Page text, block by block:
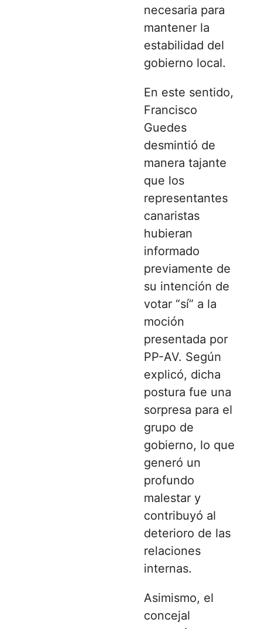
necesaria para
mantener la
estabilidad del
gobierno local.
En este sentido,
Francisco
Guedes
desmintió de
manera tajante
que los
representantes
canaristas
hubieran
informado
previamente de
su intención de
votar “sí” a la
moción
presentada por
PP-AV. Según
explicó, dicha
postura fue una
sorpresa para el
grupo de
gobierno, lo que
generó un
profundo
malestar y
contribuyó al
deterioro de las
relaciones
internas.
Asimismo, el
concejal